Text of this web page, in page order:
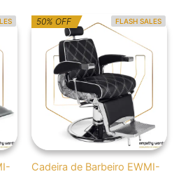
FLASH SALES
50% OFF
Cadeira de Barbeiro EWMI-
O
preço
original
era:
1.651,52€.
O
preço
atual
é:
825,76€.